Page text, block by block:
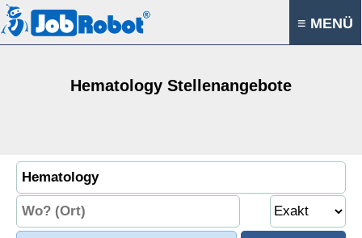
≡ MENÜ
Hematology Stellenangebote